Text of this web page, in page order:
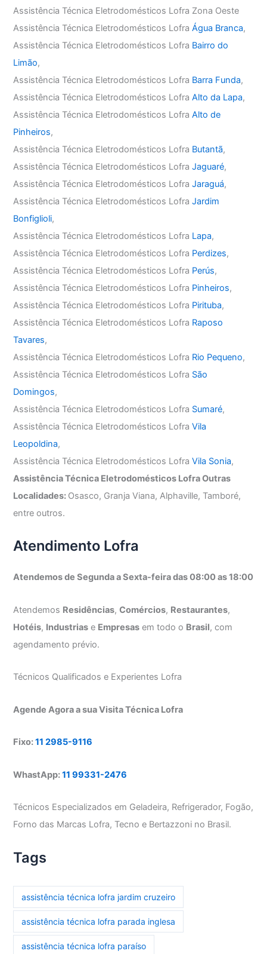
Assistência Técnica Eletrodomésticos Lofra Zona Oeste
Assistência Técnica Eletrodomésticos LofraÁgua Branca,
Assistência Técnica Eletrodomésticos Lofra Bairro do
Limão,
Assistência Técnica Eletrodomésticos Lofra Barra Funda,
Assistência Técnica Eletrodomésticos LofraAlto da Lapa,
Assistência Técnica Eletrodomésticos LofraAlto de
Pinheiros,
Assistência Técnica Eletrodomésticos Lofra Butantã,
Assistência Técnica Eletrodomésticos LofraJaguaré,
Assistência Técnica Eletrodomésticos LofraJaraguá,
Assistência Técnica Eletrodomésticos LofraJardim
Bonfiglioli,
Assistência Técnica Eletrodomésticos Lofra Lapa,
Assistência Técnica Eletrodomésticos Lofra Perdizes,
Assistência Técnica Eletrodomésticos Lofra Perús,
Assistência Técnica Eletrodomésticos Lofra Pinheiros,
Assistência Técnica Eletrodomésticos Lofra Pirituba,
Assistência Técnica Eletrodomésticos Lofra Raposo
Tavares,
Assistência Técnica Eletrodomésticos Lofra Rio Pequeno,
Assistência Técnica Eletrodomésticos Lofra São
Domingos,
Assistência Técnica Eletrodomésticos Lofra Sumaré,
Assistência Técnica Eletrodomésticos LofraVila
Leopoldina,
Assistência Técnica Eletrodomésticos LofraVila Sonia,
Assistência Técnica Eletrodomésticos Lofra Outras
Localidades: Osasco, Granja Viana, Alphaville, Tamboré,
entre outros.
Atendimento Lofra
Atendemos de Segunda a Sexta-feira das 08:00 as 18:00
Atendemos Residências,Comércios, Restaurantes,
Hotéis, Industrias e Empresas em todo o Brasil, com
agendamento prévio.
Técnicos Qualificados e Experientes Lofra
Agende Agora a sua Visita Técnica Lofra
Fixo:11 2985-9116
WhastApp:11 99331-2476
Técnicos Especializados em Geladeira, Refrigerador, Fogão,
Forno das Marcas Lofra, Tecno e Bertazzoni no Brasil.
Tags
assistência técnica lofra jardim cruzeiro
assistência técnica lofra parada inglesa
assistência técnica lofra paraíso